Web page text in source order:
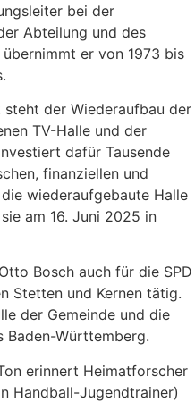
bei der
Abteilung und des
er von 1973 bis
der Wiederaufbau der
TV-Halle und der
dafür Tausende
finanziellen und
wiederaufgebaute Halle
am 16. Juni 2025 in
Bosch auch für die SPD
Stetten und Kernen tätig.
der Gemeinde und die
Baden-Württemberg.
erinnert Heimatforscher
Handball-Jugendtrainer)